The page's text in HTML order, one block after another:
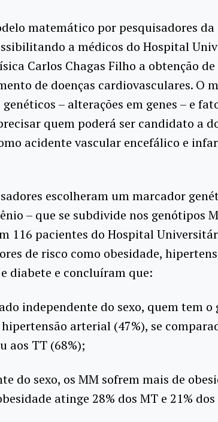
matemático por pesquisadores da
a médicos do Hospital
Carlos Chagas Filho a obtenção
de doenças cardiovasculares. O
– alterações em genes – e
quem poderá ser candidato a
acidente vascular encefálico e
escolheram um marcador
– que se subdivide nos genótipos
116 pacientes do Hospital
de risco como obesidade,
diabete e concluíram que:
independente do sexo, quem tem o
arterial (47%), se
aos TT (68%);
do sexo, os MM sofrem mais de
atinge 28% dos MT e 21% dos